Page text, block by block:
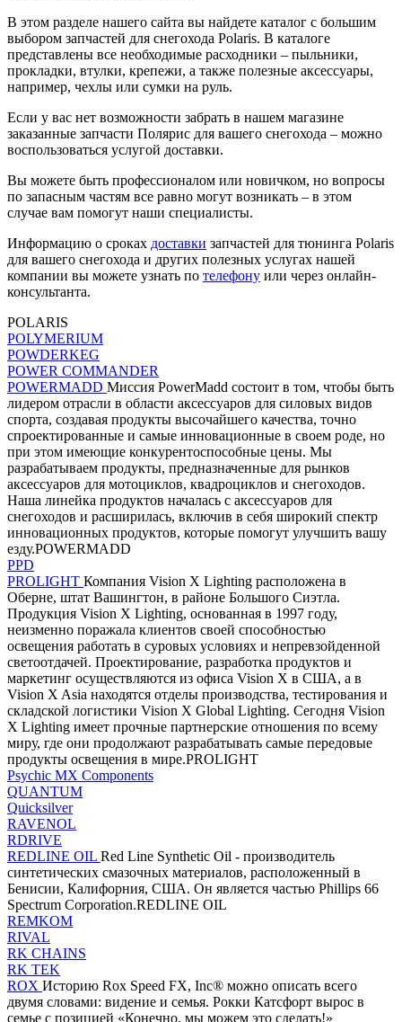
В этом разделе нашего сайта вы найдете каталог с большим
выбором запчастей для снегохода Polaris. В каталоге
представлены все необходимые расходники – пыльники,
прокладки, втулки, крепежи, а также полезные аксессуары,
например, чехлы или сумки на руль.
Если у вас нет возможности забрать в нашем магазине
заказанные запчасти Полярис для вашего снегохода – можно
воспользоваться услугой доставки.
Вы можете быть профессионалом или новичком, но вопросы
по запасным частям все равно могут возникать – в этом
случае вам помогут наши специалисты.
Информацию о сроках доставки запчастей для тюнинга Polaris
для вашего снегохода и других полезных услугах нашей
компании вы можете узнать по телефону или через онлайн-
консультанта.
POLARIS
POLYMERIUM
POWDERKEG
POWER COMMANDER
POWERMADD Миссия PowerMadd состоит в том, чтобы быть
лидером отрасли в области аксессуаров для силовых видов
спорта, создавая продукты высочайшего качества, точно
спроектированные и самые инновационные в своем роде, но
при этом имеющие конкурентоспособные цены. Мы
разрабатываем продукты, предназначенные для рынков
аксессуаров для мотоциклов, квадроциклов и снегоходов.
Наша линейка продуктов началась с аксессуаров для
снегоходов и расширилась, включив в себя широкий спектр
инновационных продуктов, которые помогут улучшить вашу
езду.POWERMADD
PPD
PROLIGHT Компания Vision X Lighting расположена в
Оберне, штат Вашингтон, в районе Большого Сиэтла.
Продукция Vision X Lighting, основанная в 1997 году,
неизменно поражала клиентов своей способностью
освещения работать в суровых условиях и непревзойденной
светоотдачей. Проектирование, разработка продуктов и
маркетинг осуществляются из офиса Vision X в США, а в
Vision X Asia находятся отделы производства, тестирования и
складской логистики Vision X Global Lighting. Сегодня Vision
X Lighting имеет прочные партнерские отношения по всему
миру, где они продолжают разрабатывать самые передовые
продукты освещения в мире.PROLIGHT
Psychic MX Components
QUANTUM
Quicksilver
RAVENOL
RDRIVE
REDLINE OIL Red Line Synthetic Oil - производитель
синтетических смазочных материалов, расположенный в
Бенисии, Калифорния, США. Он является частью Phillips 66
Spectrum Corporation.REDLINE OIL
REMKOM
RIVAL
RK CHAINS
RK TEK
ROX Историю Rox Speed ​​FX, Inc® можно описать всего
двумя словами: видение и семья. Рокки Катсфорт вырос в
семье с позицией «Конечно, мы можем это сделать!»